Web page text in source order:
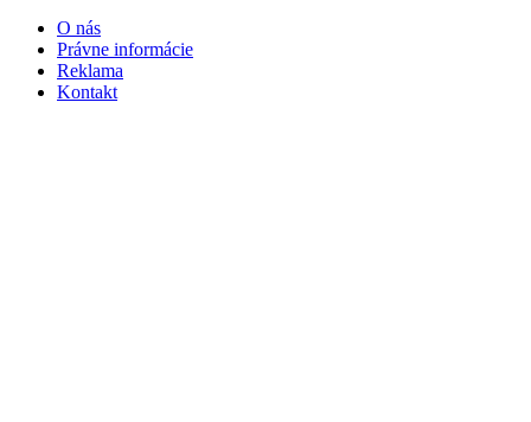
O nás
Právne informácie
Reklama
Kontakt